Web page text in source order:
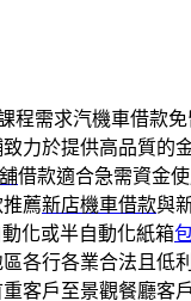
程需求汽機車借款
力於提供高品質的
借款適合急需資金
薦新店機車借款與
化或半自動化紙箱
各行各業合法且低
客戶至景觀餐廳客